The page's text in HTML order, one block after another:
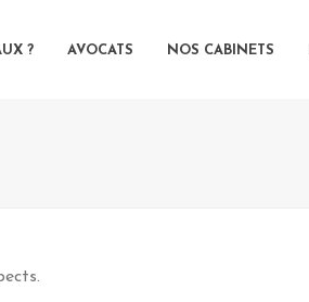
? AVOCATS NOS CABINETS